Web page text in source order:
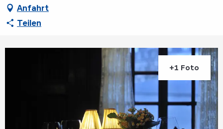
Anfahrt
Teilen
+1 Foto